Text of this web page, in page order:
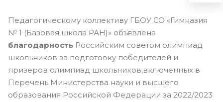
Педагогическому коллективу ГБОУ СО «Гимназия
№ 1 (Базовая школа РАН)» объявлена
благодарность Российским советом олимпиад
школьников за подготовку победителей и
призеров олимпиад школьников,включенных в
Перечень Министерства науки и высшего
образования Российской Федерации за 2022/2023